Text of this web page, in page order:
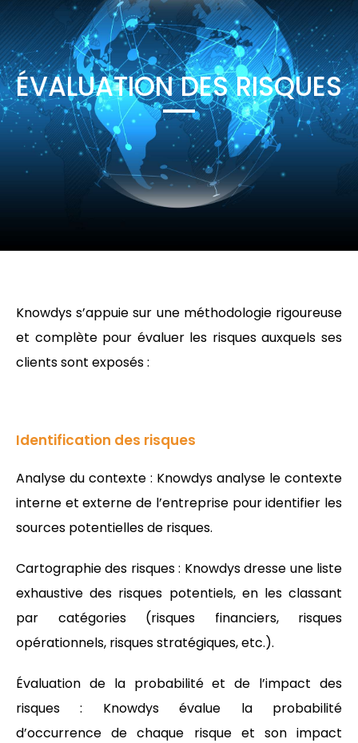
ÉVALUATION DES RISQUES
Knowdys s’appuie sur une méthodologie rigoureuse
et complète pour évaluer les risques auxquels ses
clients sont exposés :
Identification des risques
Analyse du contexte : Knowdys analyse le contexte
interne et externe de l’entreprise pour identifier les
sources potentielles de risques.
Cartographie des risques : Knowdys dresse une liste
exhaustive des risques potentiels, en les classant
par catégories (risques financiers, risques
opérationnels, risques stratégiques, etc.).
Évaluation de la probabilité et de l’impact des
risques : Knowdys évalue la probabilité
d’occurrence de chaque risque et son impact